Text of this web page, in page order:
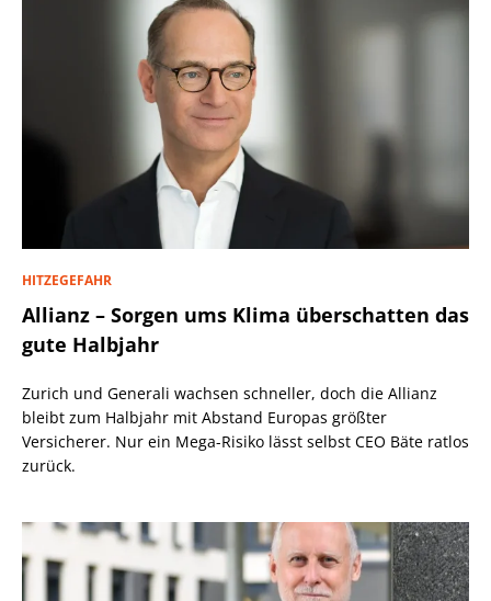
HITZEGEFAHR
Allianz – Sorgen ums Klima überschatten das
gute Halbjahr
Zurich und Generali wachsen schneller, doch die Allianz
bleibt zum Halbjahr mit Abstand Europas größter
Versicherer. Nur ein Mega-Risiko lässt selbst CEO Bäte ratlos
zurück.